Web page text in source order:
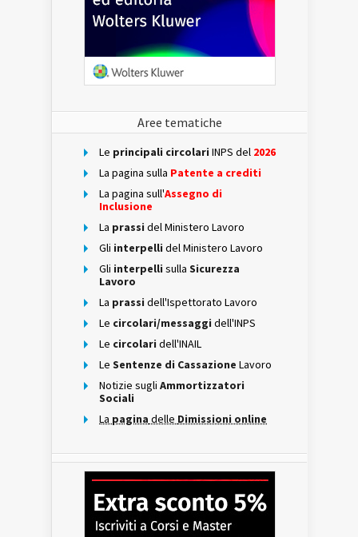
Aree tematiche
Le principali circolari INPS del 2026
La pagina sulla Patente a crediti
La pagina sull'Assegno di
Inclusione
La prassi del Ministero Lavoro
Gli interpelli del Ministero Lavoro
Gli interpelli sulla Sicurezza
Lavoro
La prassi dell'Ispettorato Lavoro
Le circolari/messaggi dell'INPS
Le circolari dell'INAIL
Le Sentenze di Cassazione Lavoro
Notizie sugli Ammortizzatori
Sociali
La pagina delle Dimissioni online